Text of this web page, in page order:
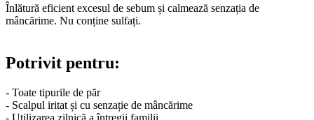
Înlătură eficient excesul de sebum și calmează senzația de
mâncărime. Nu conține sulfați.
Potrivit pentru:
- Toate tipurile de păr
- Scalpul iritat și cu senzație de mâncărime
- Utilizarea zilnică a întregii familii